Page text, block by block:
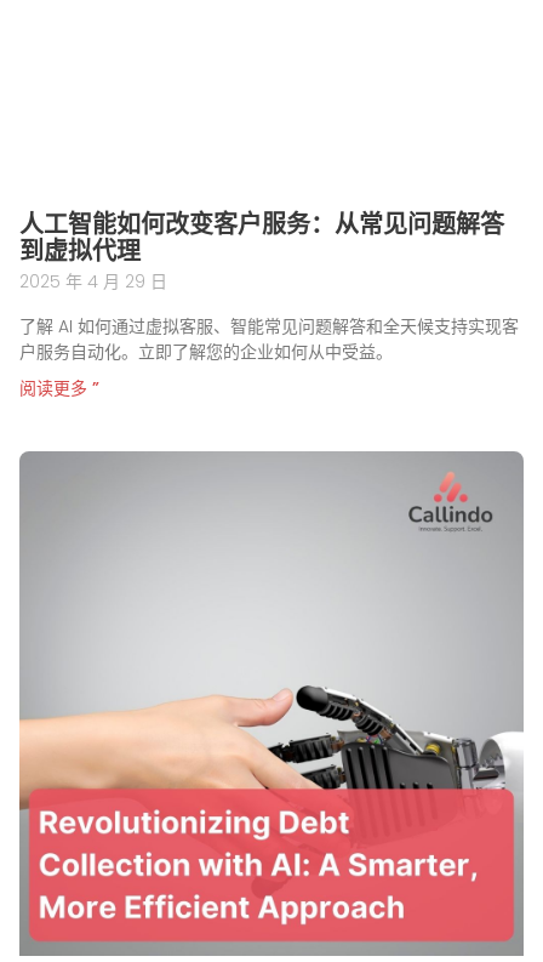
人工智能如何改变客户服务：从常见问题解答
到虚拟代理
2025 年 4 月 29 日
了解 AI 如何通过虚拟客服、智能常见问题解答和全天候支持实现客
户服务自动化。立即了解您的企业如何从中受益。
阅读更多 ”